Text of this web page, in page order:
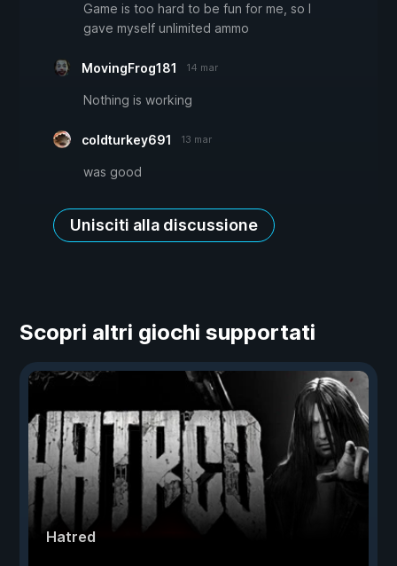
Game is too hard to be fun for me, so I
gave myself unlimited ammo
MovingFrog181 14 mar
Nothing is working
coldturkey691 13 mar
was good
Unisciti alla discussione
Scopri altri giochi supportati
Hatred